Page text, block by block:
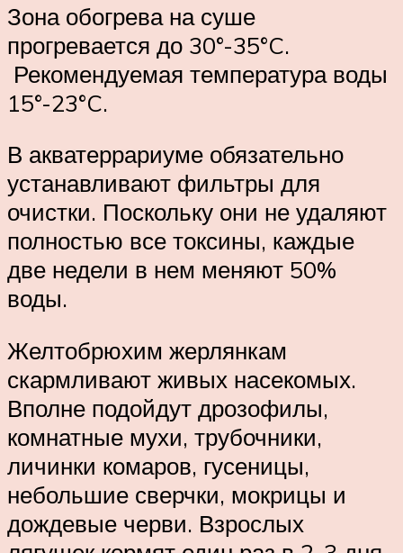
Зона обогрева на суше
прогревается до 30°-35°C.
Рекомендуемая температура воды
15°-23°C.
В акватеррариуме обязательно
устанавливают фильтры для
очистки. Поскольку они не удаляют
полностью все токсины, каждые
две недели в нем меняют 50%
воды.
Желтобрюхим жерлянкам
скармливают живых насекомых.
Вполне подойдут дрозофилы,
комнатные мухи, трубочники,
личинки комаров, гусеницы,
небольшие сверчки, мокрицы и
дождевые черви. Взрослых